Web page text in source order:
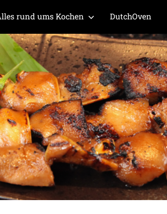
rund ums Kochen DutchOven